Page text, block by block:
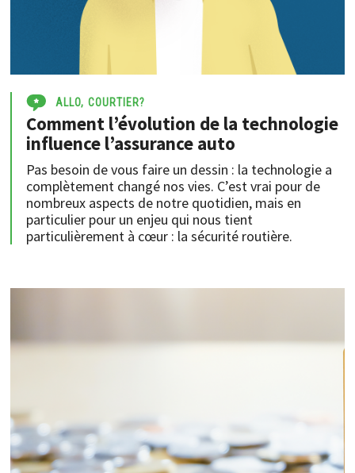
ALLO, COURTIER?
Comment l’évolution de la technologie
influence l’assurance auto
Pas besoin de vous faire un dessin : la technologie a
complètement changé nos vies. C’est vrai pour de
nombreux aspects de notre quotidien, mais en
particulier pour un enjeu qui nous tient
particulièrement à cœur : la sécurité routière.